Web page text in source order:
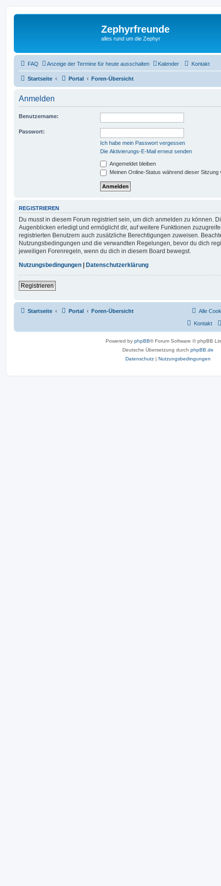
Zephyrfreunde
alles rund um die Zephyr
FAQ Anzeige der Termine für heute ausschalten Kalender Kontakt
Startseite Portal Foren-Übersicht
Anmelden
Benutzername:
Passwort:
Ich habe mein Passwort vergessen
Die Aktivierungs-E-Mail erneut senden
Angemeldet bleiben
Meinen Online-Status während dieser Sitzung
REGISTRIEREN
Du musst in diesem Forum registriert sein, um dich anmelden zu können.
Augenblicken erledigt und ermöglicht dir, auf weitere Funktionen
registrierten Benutzern auch zusätzliche Berechtigungen zuweisen.
Nutzungsbedingungen und die verwandten Regelungen, bevor du dich
jeweiligen Forenregeln, wenn du dich in diesem Board bewegst.
Nutzungsbedingungen
Datenschutzerklärung
Registrieren
Startseite Portal Foren-Übersicht Alle
Kontakt
Powered by phpBB® Forum Software © phpBB
Deutsche Übersetzung durch phpBB.de
Datenschutz | Nutzungsbedingungen